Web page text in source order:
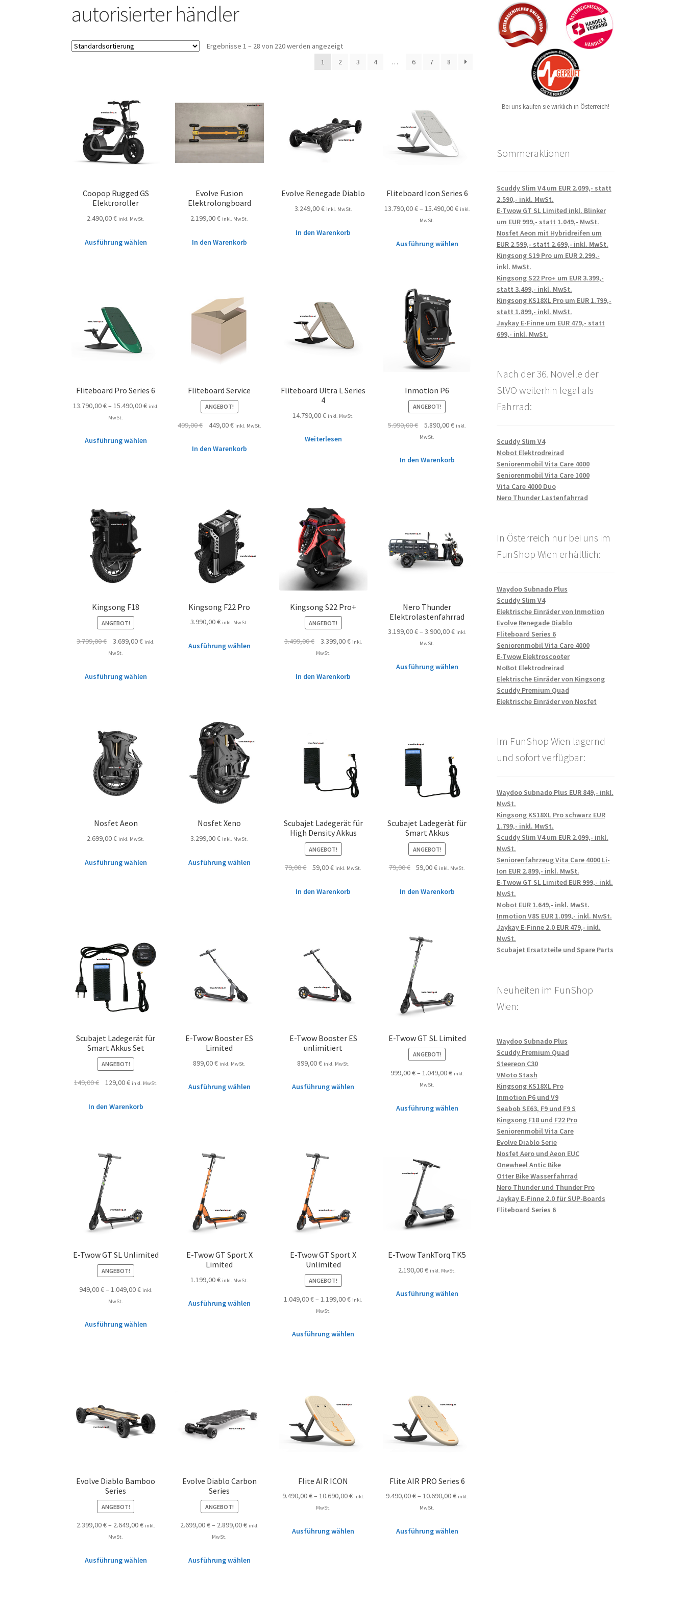
autorisierter händler
Ergebnisse 1 – 28 von 220 werden angezeigt
1
2 3 4 … 6 7 8
Coopop Rugged GS
Elektroroller
2.490,00€ inkl. MwSt.
Ausführung wählen
Evolve Fusion
Elektrolongboard
2.199,00€ inkl. MwSt.
In den Warenkorb
Evolve Renegade Diablo
3.249,00€ inkl. MwSt.
In den Warenkorb
Fliteboard Icon Series 6
13.790,00€– 15.490,00€ inkl.
MwSt.
Ausführung wählen
Fliteboard Pro Series 6
13.790,00€– 15.490,00€ inkl.
MwSt.
Ausführung wählen
Fliteboard Service
ANGEBOT!
499,00€ 449,00€ inkl. MwSt.
In den Warenkorb
Fliteboard Ultra L Series
4
14.790,00€ inkl. MwSt.
Weiterlesen
Inmotion P6
ANGEBOT!
5.990,00€ 5.890,00€ inkl.
MwSt.
In den Warenkorb
Kingsong F18
ANGEBOT!
3.799,00€ 3.699,00€ inkl.
MwSt.
Ausführung wählen
Kingsong F22 Pro
3.990,00€ inkl. MwSt.
Ausführung wählen
Kingsong S22 Pro+
ANGEBOT!
3.499,00€ 3.399,00€ inkl.
MwSt.
In den Warenkorb
Nero Thunder
Elektrolastenfahrrad
3.199,00€– 3.900,00€ inkl.
MwSt.
Ausführung wählen
Nosfet Aeon
2.699,00€ inkl. MwSt.
Ausführung wählen
Nosfet Xeno
3.299,00€ inkl. MwSt.
Ausführung wählen
Scubajet Ladegerät für
High Density Akkus
ANGEBOT!
79,00€ 59,00€ inkl. MwSt.
In den Warenkorb
Scubajet Ladegerät für
Smart Akkus
ANGEBOT!
79,00€ 59,00€ inkl. MwSt.
In den Warenkorb
Scubajet Ladegerät für
Smart Akkus Set
ANGEBOT!
149,00€ 129,00€ inkl. MwSt.
In den Warenkorb
E-Twow Booster ES
Limited
899,00€ inkl. MwSt.
Ausführung wählen
E-Twow Booster ES
unlimitiert
899,00€ inkl. MwSt.
Ausführung wählen
E-Twow GT SL Limited
ANGEBOT!
999,00€– 1.049,00€ inkl.
MwSt.
Ausführung wählen
E-Twow GT SL Unlimited
ANGEBOT!
949,00€– 1.049,00€ inkl.
MwSt.
Ausführung wählen
E-Twow GT Sport X
Limited
1.199,00€ inkl. MwSt.
Ausführung wählen
E-Twow GT Sport X
Unlimited
ANGEBOT!
1.049,00€–1.199,00€ inkl.
MwSt.
Ausführung wählen
E-Twow TankTorq TK5
2.190,00€ inkl. MwSt.
Ausführung wählen
Evolve Diablo Bamboo
Series
ANGEBOT!
2.399,00€– 2.649,00€ inkl.
MwSt.
Ausführung wählen
Evolve Diablo Carbon
Series
ANGEBOT!
2.699,00€– 2.899,00€ inkl.
MwSt.
Ausführung wählen
Flite AIR ICON
9.490,00€– 10.690,00€ inkl.
MwSt.
Ausführung wählen
Flite AIR PRO Series 6
9.490,00€– 10.690,00€ inkl.
MwSt.
Ausführung wählen
Bei uns kaufen sie wirklich in Österreich!
Sommeraktionen
Scuddy Slim V4 um EUR 2.099,- statt
2.590,- inkl. MwSt.
E-Twow GT SL Limited inkl. Blinker
um EUR 999,- statt 1.049,- MwSt.
Nosfet Aeon mit Hybridreifen um
EUR 2.599,- statt 2.699,- inkl. MwSt.
Kingsong S19 Pro um EUR 2.299,-
inkl. MwSt.
Kingsong S22 Pro+ um EUR 3.399,-
statt 3.499,- inkl. MwSt.
Kingsong KS18XL Pro um EUR 1.799,-
statt 1.899,- inkl. MwSt.
Jaykay E-Finne um EUR 479,- statt
699,- inkl. MwSt.
Nach der 36. Novelle der
StVO weiterhin legal als
Fahrrad:
Scuddy Slim V4
Mobot Elektrodreirad
Seniorenmobil Vita Care 4000
Seniorenmobil Vita Care 1000
Vita Care 4000 Duo
Nero Thunder Lastenfahrrad
In Österreich nur bei uns im
FunShop Wien erhältlich:
Waydoo Subnado Plus
Scuddy Slim V4
Elektrische Einräder von Inmotion
Evolve Renegade Diablo
Fliteboard Series 6
Seniorenmobil Vita Care 4000
E-Twow Elektroscooter
MoBot Elektrodreirad
Elektrische Einräder von Kingsong
Scuddy Premium Quad
Elektrische Einräder von Nosfet
Im FunShop Wien lagernd
und sofort verfügbar:
Waydoo Subnado Plus EUR 849,- inkl.
MwSt.
Kingsong KS18XL Pro schwarz EUR
1.799,- inkl. MwSt.
Scuddy Slim V4 um EUR 2.099,- inkl.
MwSt.
Seniorenfahrzeug Vita Care 4000 Li-
Ion EUR 2.899,- inkl. MwSt.
E-Twow GT SL Limited EUR 999,- inkl.
MwSt.
Mobot EUR 1.649,- inkl. MwSt.
Inmotion V8S EUR 1.099,- inkl. MwSt.
Jaykay E-Finne 2.0 EUR 479,- inkl.
MwSt.
Scubajet Ersatzteile und Spare Parts
Neuheiten im FunShop
Wien:
Waydoo Subnado Plus
Scuddy Premium Quad
Steereon C30
VMoto Stash
Kingsong KS18XL Pro
Inmotion P6 und V9
Seabob SE63, F9 und F9 S
Kingsong F18 und F22 Pro
Seniorenmobil Vita Care
Evolve Diablo Serie
Nosfet Aero und Aeon EUC
Onewheel Antic Bike
Otter Bike Wasserfahrrad
Nero Thunder und Thunder Pro
Jaykay E-Finne 2.0 für SUP-Boards
Fliteboard Series 6